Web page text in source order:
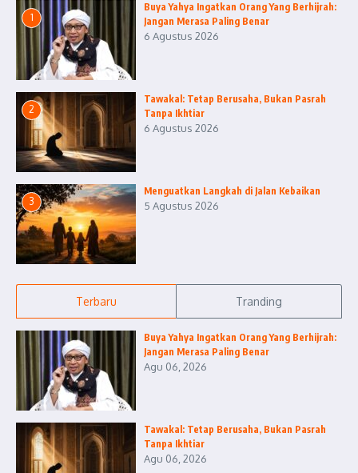
1
Buya Yahya Ingatkan Orang Yang Berhijrah:
Jangan Merasa Paling Benar
6 Agustus 2026
2
Tawakal: Tetap Berusaha, Bukan Pasrah
Tanpa Ikhtiar
6 Agustus 2026
3
Menguatkan Langkah di Jalan Kebaikan
5 Agustus 2026
Terbaru Tranding
Buya Yahya Ingatkan Orang Yang Berhijrah:
Jangan Merasa Paling Benar
Agu 06, 2026
Tawakal: Tetap Berusaha, Bukan Pasrah
Tanpa Ikhtiar
Agu 06, 2026